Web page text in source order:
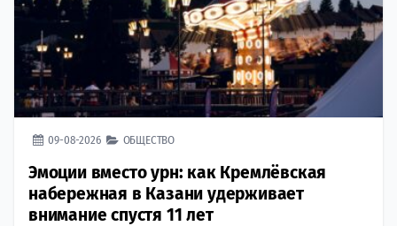
09-08-2026 ОБЩЕСТВО
Эмоции вместо урн: как Кремлёвская
набережная в Казани удерживает
внимание спустя 11 лет